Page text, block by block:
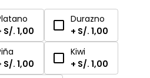
S/. 1,00
Durazno
+ S/. 1,00
S/. 1,00
Kiwi
+ S/. 1,00